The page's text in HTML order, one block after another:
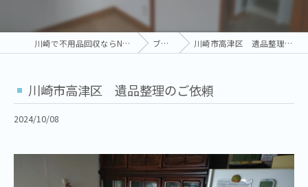
川崎で不用品回収ならNクリーン ブログ 川崎市高津区 遺品整理のご依頼
川崎市高津区 遺品整理のご依頼
2024/10/08